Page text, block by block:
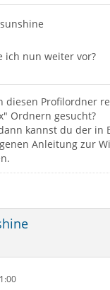
ich nun weiter vor?
diesen Profilordner
Ordnern gesucht?
kannst du der in
Anleitung zur